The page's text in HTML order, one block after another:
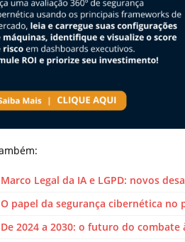
Marco Legal da IA e LGPD: novos
O papel da segurança cibernética no
De 2024 a 2030: o futuro do combate